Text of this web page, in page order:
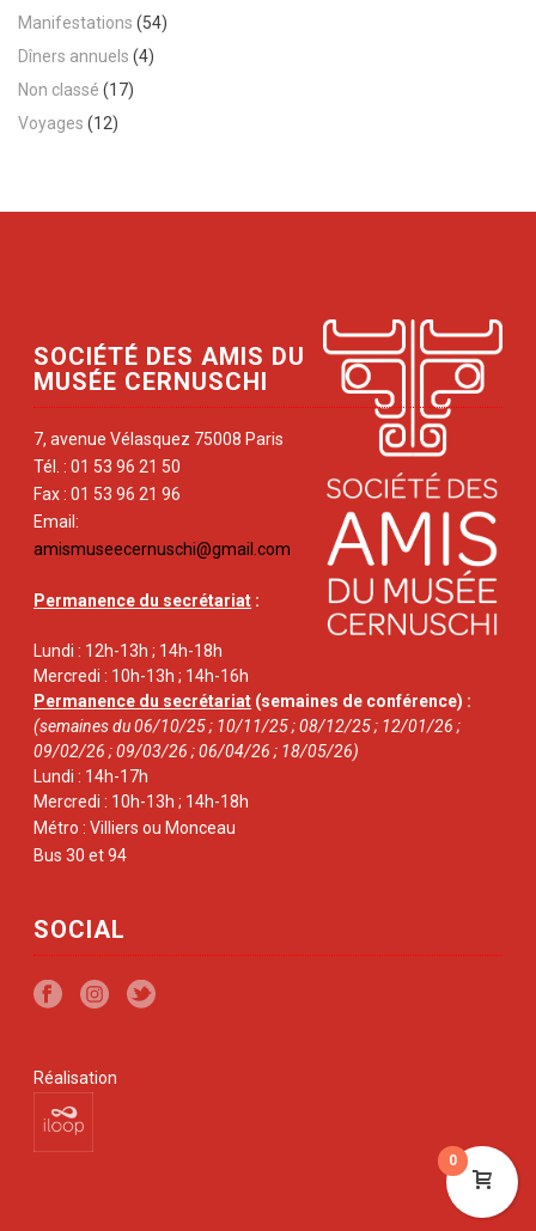
Manifestations (54)
Dîners annuels (4)
Non classé (17)
Voyages (12)
SOCIÉTÉ DES AMIS DU
MUSÉE CERNUSCHI
7, avenue Vélasquez 75008 Paris
Tél. : 01 53 96 21 50
Fax : 01 53 96 21 96
Email:
amismuseecernuschi@gmail.com
Permanence du secrétariat :
Lundi : 12h-13h ; 14h-18h
Mercredi : 10h-13h ; 14h-16h
Permanence du secrétariat (semaines de conférence) :
(semaines du 06/10/25 ; 10/11/25 ; 08/12/25 ; 12/01/26 ;
09/02/26 ; 09/03/26 ; 06/04/26 ; 18/05/26)
Lundi : 14h-17h
Mercredi : 10h-13h ; 14h-18h
Métro : Villiers ou Monceau
Bus 30 et 94
SOCIAL
Réalisation
0